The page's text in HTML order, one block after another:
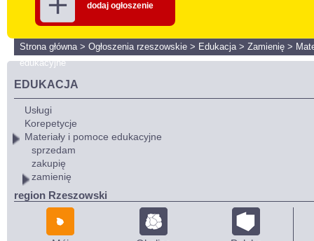
dodaj ogłoszenie
Strona główna> Ogłoszenia rzeszowskie > Edukacja> Zamienię >
edukacyjne
EDUKACJA
Usługi
Korepetycje
Materiały i pomoce edukacyjne
sprzedam
zakupię
zamienię
region Rzeszowski